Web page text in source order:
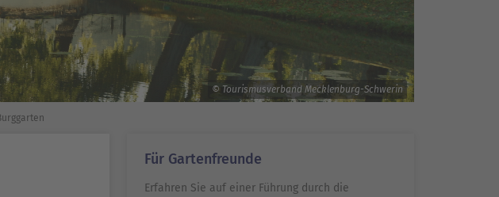
© Tourismusverband Mecklenburg-Schwerin
Für Gartenfreunde
Erfahren Sie auf einer Führung durch die